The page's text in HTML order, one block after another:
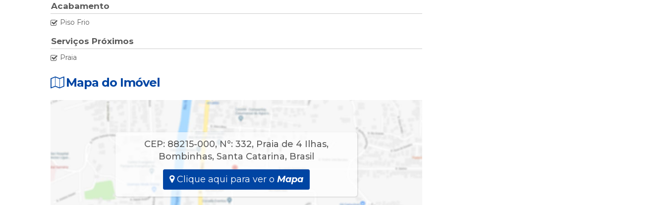
01 Dormitório - 02 Camas Box Solteiro c/ Ar Split.
Acomodação até 10 Pessoas.
Pontos fortes
Localização 20 metros da Praia.
Acabamento
Piso Frio
Serviços Próximos
Praia
Mapa do Imóvel
CEP: 88215-000,N°: 332, Praia de 4 Ilhas,
Bombinhas, Santa Catarina, Brasil
Clique aqui para ver o Mapa